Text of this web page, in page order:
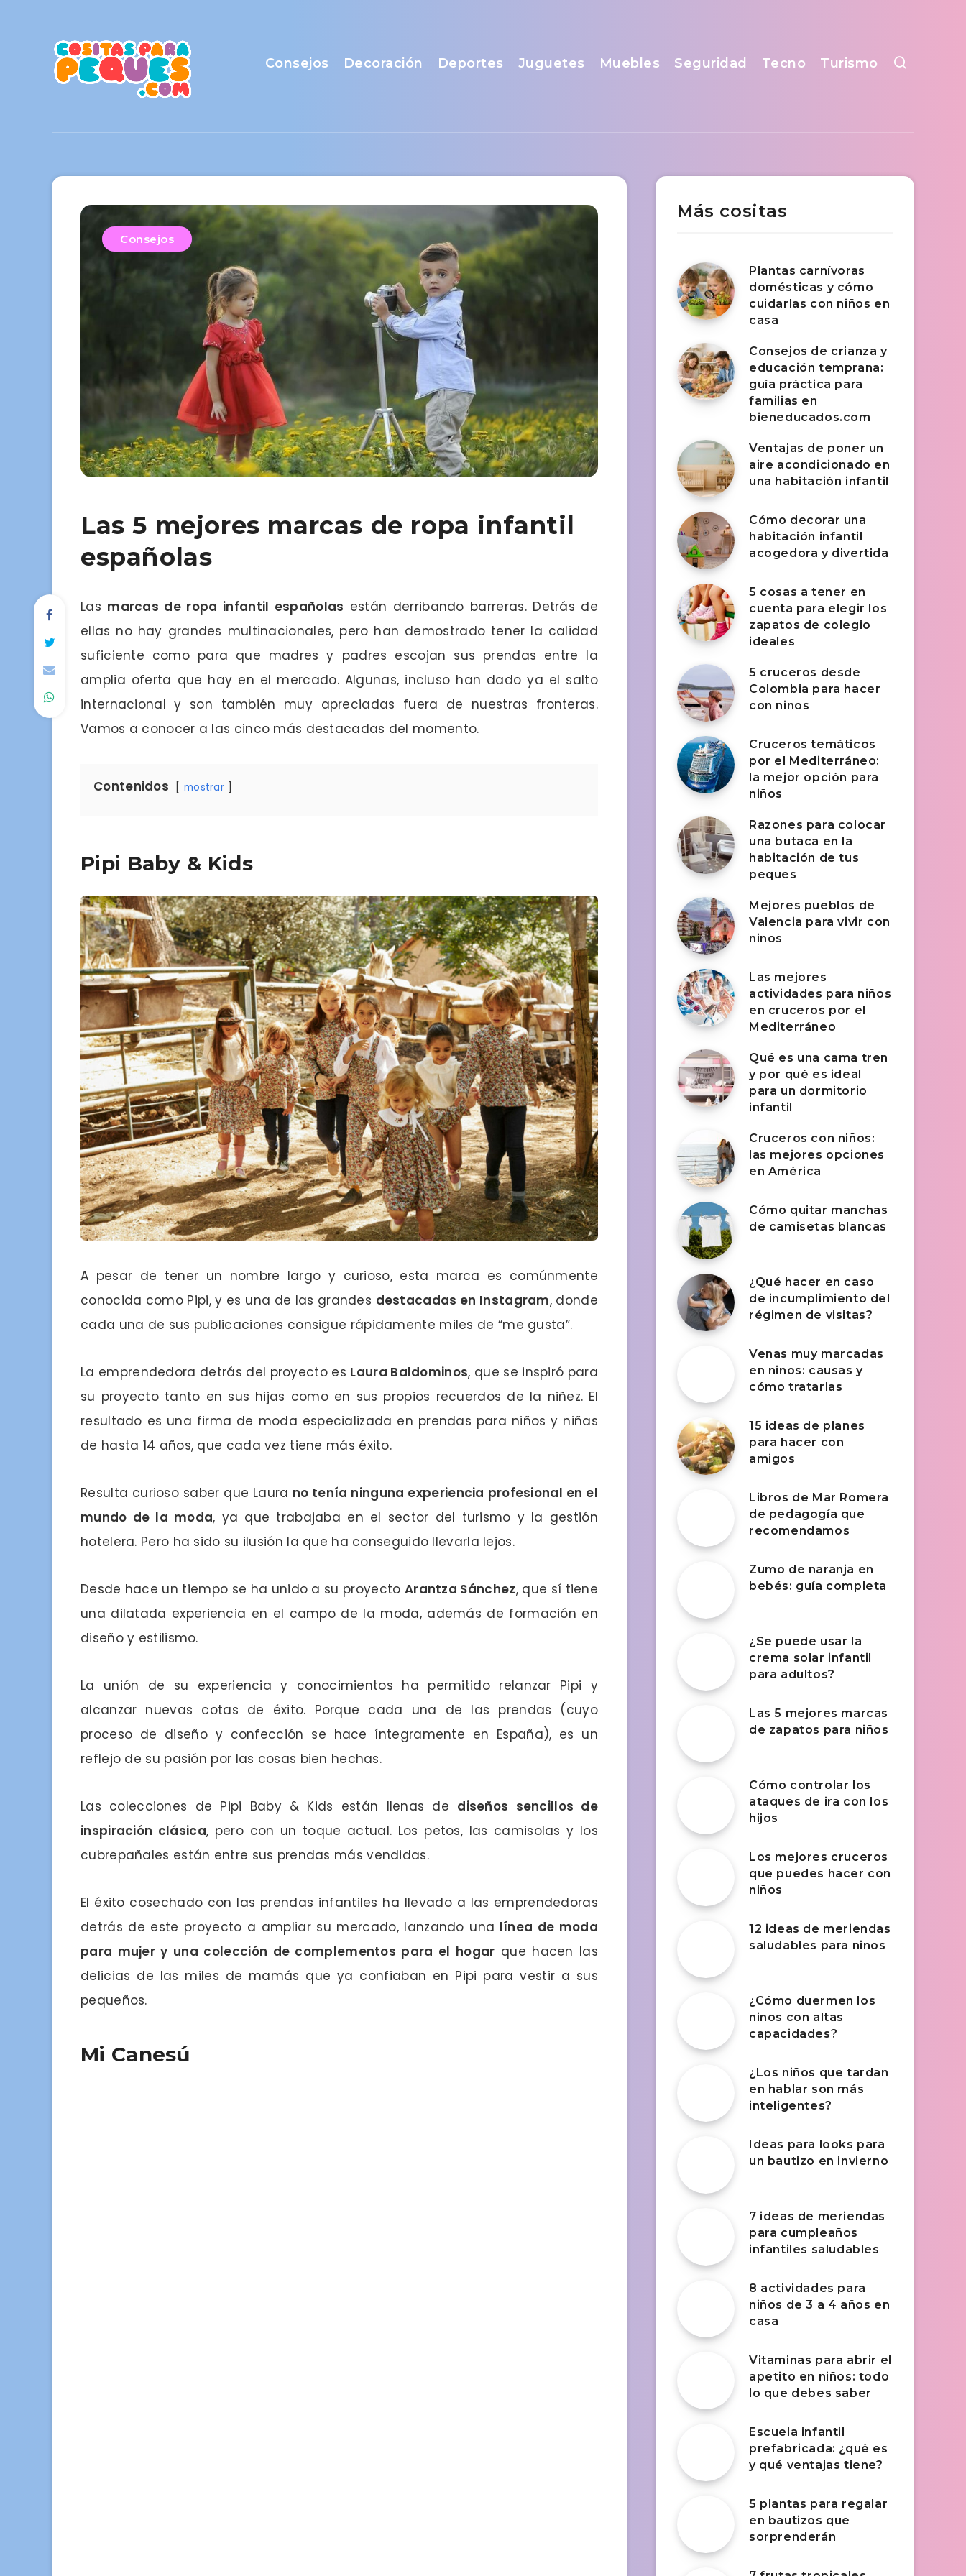
Consejos Decoración Deportes Juguetes Muebles Seguridad Tecno Turismo
Consejos
Las 5 mejores marcas de ropa infantil
españolas
Las marcas de ropa infantil españolas están derribando barreras. Detrás de
ellas no hay grandes multinacionales, pero han demostrado tener la calidad
suficiente como para que madres y padres escojan sus prendas entre la
amplia oferta que hay en el mercado. Algunas, incluso han dado ya el salto
internacional y son también muy apreciadas fuera de nuestras fronteras.
Vamos a conocer a las cinco más destacadas del momento.
Contenidos mostrar
Pipi Baby & Kids
A pesar de tener un nombre largo y curioso, esta marca es comúnmente
conocida como Pipi, y es una de las grandes destacadas en Instagram, donde
cada una de sus publicaciones consigue rápidamente miles de “me gusta”.
La emprendedora detrás del proyecto es Laura Baldominos, que se inspiró para
su proyecto tanto en sus hijas como en sus propios recuerdos de la niñez. El
resultado es una firma de moda especializada en prendas para niños y niñas
de hasta 14 años, que cada vez tiene más éxito.
Resulta curioso saber que Laura no tenía ninguna experiencia profesional en el
mundo de la moda, ya que trabajaba en el sector del turismo y la gestión
hotelera. Pero ha sido su ilusión la que ha conseguido llevarla lejos.
Desde hace un tiempo se ha unido a su proyecto Arantza Sánchez, que sí tiene
una dilatada experiencia en el campo de la moda, además de formación en
diseño y estilismo.
La unión de su experiencia y conocimientos ha permitido relanzar Pipi y
alcanzar nuevas cotas de éxito. Porque cada una de las prendas (cuyo
proceso de diseño y confección se hace íntegramente en España), es un
reflejo de su pasión por las cosas bien hechas.
Las colecciones de Pipi Baby & Kids están llenas de diseños sencillos de
inspiración clásica, pero con un toque actual. Los petos, las camisolas y los
cubrepañales están entre sus prendas más vendidas.
El éxito cosechado con las prendas infantiles ha llevado a las emprendedoras
detrás de este proyecto a ampliar su mercado, lanzando una línea de moda
para mujer y una colección de complementos para el hogar que hacen las
delicias de las miles de mamás que ya confiaban en Pipi para vestir a sus
pequeños.
Mi Canesú
Más cositas
Plantas carnívoras
domésticas y cómo
cuidarlas con niños en
casa
Consejos de crianza y
educación temprana:
guía práctica para
familias en
bieneducados.com
Ventajas de poner un
aire acondicionado en
una habitación infantil
Cómo decorar una
habitación infantil
acogedora y divertida
5 cosas a tener en
cuenta para elegir los
zapatos de colegio
ideales
5 cruceros desde
Colombia para hacer
con niños
Cruceros temáticos
por el Mediterráneo:
la mejor opción para
niños
Razones para colocar
una butaca en la
habitación de tus
peques
Mejores pueblos de
Valencia para vivir con
niños
Las mejores
actividades para niños
en cruceros por el
Mediterráneo
Qué es una cama tren
y por qué es ideal
para un dormitorio
infantil
Cruceros con niños:
las mejores opciones
en América
Cómo quitar manchas
de camisetas blancas
¿Qué hacer en caso
de incumplimiento del
régimen de visitas?
Venas muy marcadas
en niños: causas y
cómo tratarlas
15 ideas de planes
para hacer con
amigos
Libros de Mar Romera
de pedagogía que
recomendamos
Zumo de naranja en
bebés: guía completa
¿Se puede usar la
crema solar infantil
para adultos?
Las 5 mejores marcas
de zapatos para niños
Cómo controlar los
ataques de ira con los
hijos
Los mejores cruceros
que puedes hacer con
niños
12 ideas de meriendas
saludables para niños
¿Cómo duermen los
niños con altas
capacidades?
¿Los niños que tardan
en hablar son más
inteligentes?
Ideas para looks para
un bautizo en invierno
7 ideas de meriendas
para cumpleaños
infantiles saludables
8 actividades para
niños de 3 a 4 años en
casa
Vitaminas para abrir el
apetito en niños: todo
lo que debes saber
Escuela infantil
prefabricada: ¿qué es
y qué ventajas tiene?
5 plantas para regalar
en bautizos que
sorprenderán